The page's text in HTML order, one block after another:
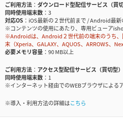
ご利用方法
ダウンロード型配信サービス（買切
同時使用端末数
3
対応OS
iOS最新の２世代前まで / Android最新
※コンテンツの使用にあたり、専用ビューア
※Androidは、Android２世代前の端末のうち、
末（Xperia、GALAXY、AQUOS、ARROWS、
必要メモリ容量
90 MB以上
ご利用方法
アクセス型配信サービス（買切型）
同時使用端末数
1
※インターネット経由でのWEBブラウザによる
※導入・利用方法の詳細はこちら